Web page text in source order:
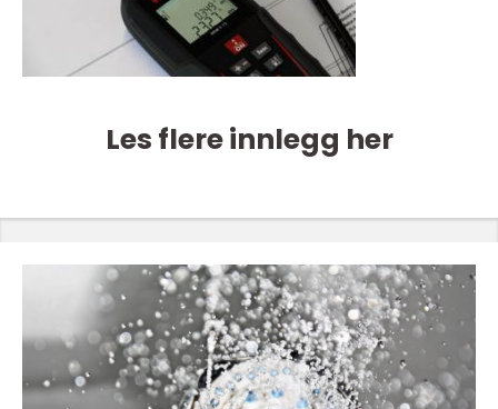
Les flere innlegg her